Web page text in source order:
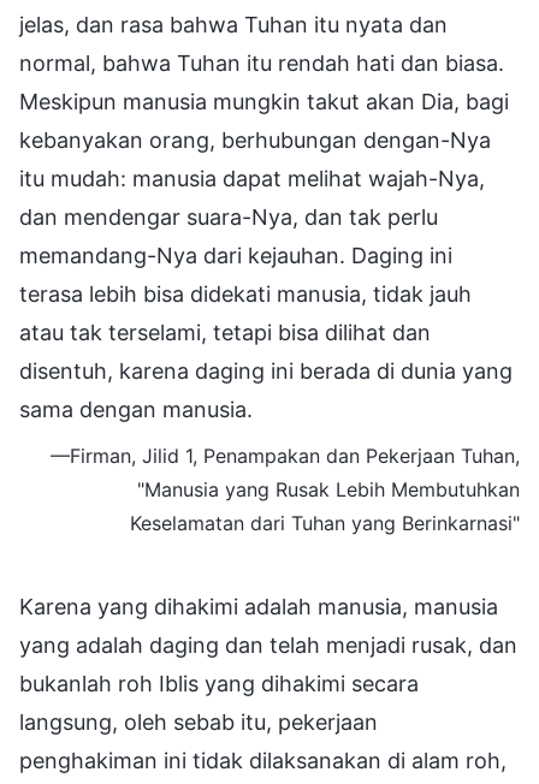
jelas, dan rasa bahwa Tuhan itu nyata dan
normal, bahwa Tuhan itu rendah hati dan biasa.
Meskipun manusia mungkin takut akan Dia, bagi
kebanyakan orang, berhubungan dengan-Nya
itu mudah: manusia dapat melihat wajah-Nya,
dan mendengar suara-Nya, dan tak perlu
memandang-Nya dari kejauhan. Daging ini
terasa lebih bisa didekati manusia, tidak jauh
atau tak terselami, tetapi bisa dilihat dan
disentuh, karena daging ini berada di dunia yang
sama dengan manusia.
—Firman, Jilid 1, Penampakan dan Pekerjaan Tuhan,
"Manusia yang Rusak Lebih Membutuhkan
Keselamatan dari Tuhan yang Berinkarnasi"
Karena yang dihakimi adalah manusia, manusia
yang adalah daging dan telah menjadi rusak, dan
bukanlah roh Iblis yang dihakimi secara
langsung, oleh sebab itu, pekerjaan
penghakiman ini tidak dilaksanakan di alam roh,